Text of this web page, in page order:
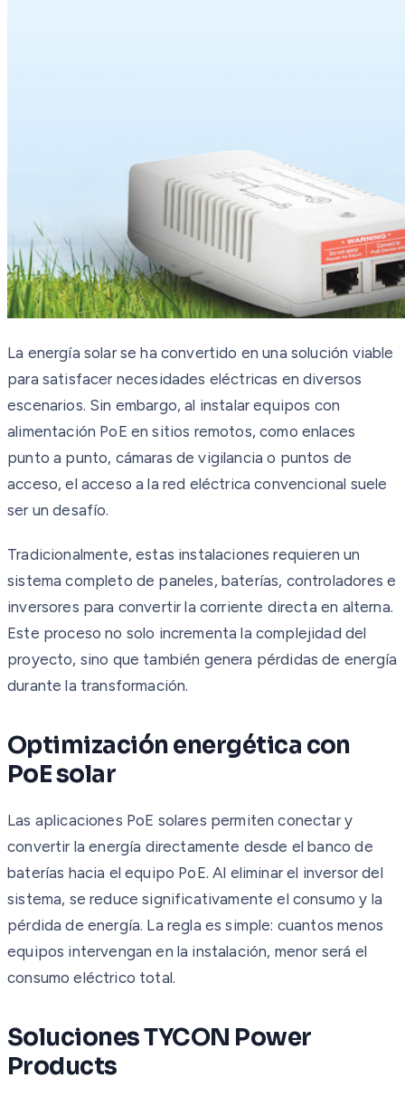
La energía solar se ha convertido en una solución viable
para satisfacer necesidades eléctricas en diversos
escenarios. Sin embargo, al instalar equipos con
alimentación PoE en sitios remotos, como enlaces
punto a punto, cámaras de vigilancia o puntos de
acceso, el acceso a la red eléctrica convencional suele
ser un desafío.
Tradicionalmente, estas instalaciones requieren un
sistema completo de paneles, baterías, controladores e
inversores para convertir la corriente directa en alterna.
Este proceso no solo incrementa la complejidad del
proyecto, sino que también genera pérdidas de energía
durante la transformación.
Optimización energética con
PoE solar
Las aplicaciones PoE solares permiten conectar y
convertir la energía directamente desde el banco de
baterías hacia el equipo PoE. Al eliminar el inversor del
sistema, se reduce significativamente el consumo y la
pérdida de energía. La regla es simple: cuantos menos
equipos intervengan en la instalación, menor será el
consumo eléctrico total.
Soluciones TYCON Power
Products